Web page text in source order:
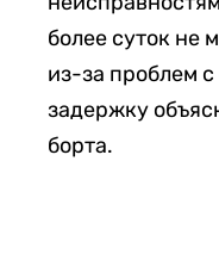
более суток не
из-за проблем
задержку
борта.